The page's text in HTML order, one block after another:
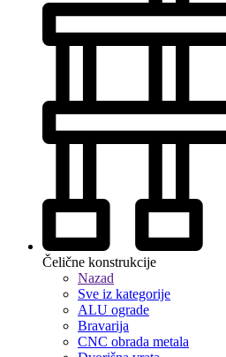
Čelične konstrukcije
Nazad
Sve iz kategorije
ALU ograde
Bravarija
CNC obrada metala